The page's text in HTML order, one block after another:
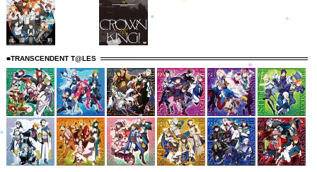
■TRANSCENDENT T@LES